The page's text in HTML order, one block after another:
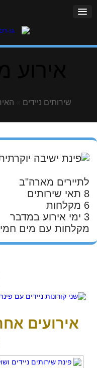
אירוע
שירותים ניידים
לתיירים מארה"ב
8 תאי שירותים
6 מקלחות
3 ימי אירוע במדבר
מקלחות עם מים
אירועים